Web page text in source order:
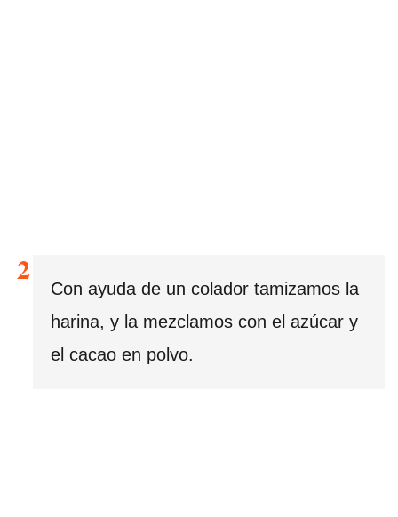
Con ayuda de un colador tamizamos la
harina, y la mezclamos con el azúcar y
el cacao en polvo.